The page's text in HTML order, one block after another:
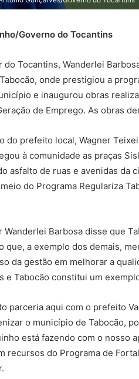
Governo do Tocantins
do Tocantins, Wanderlei
onde prestigiou a
e inaugurou obras
de Emprego. As obras
do prefeito local, Wagner
à comunidade as praças
asfalto de ruas e avenidas da
do Programa Regulariza
Wanderlei Barbosa disse que
que, a exemplo dos demais,
da gestão em melhorar a
e Tabocão constitui um
parceria aqui com o prefeito
o município de Tabocão,
está fazendo com o nosso
recursos do Programa de